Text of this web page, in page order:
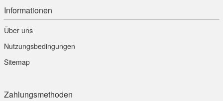
Informationen
Über uns
Nutzungsbedingungen
Sitemap
Zahlungsmethoden